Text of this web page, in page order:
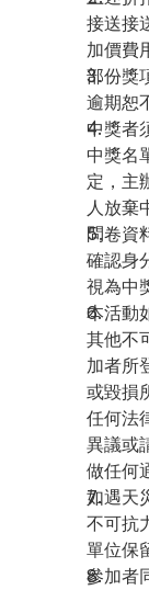
接送接
加價費
部份獎
逾期恕
中獎者
中獎名
定，主
人放棄
問卷資
確認身
視為中
本活動
其他不
加者所
或毀損
任何法
異議或
做任何
如遇天
不可抗
單位保
參加者